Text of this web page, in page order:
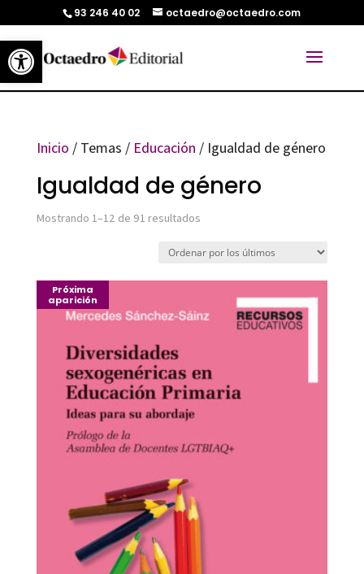
Abrir barra de herramientas
93 246 40 02 octaedro@octaedro.com
Inicio / Temas / Educación / Igualdad de género
Igualdad de género
Mostrando 1–12 de 91 resultadosOrdenado
Próxima
aparición